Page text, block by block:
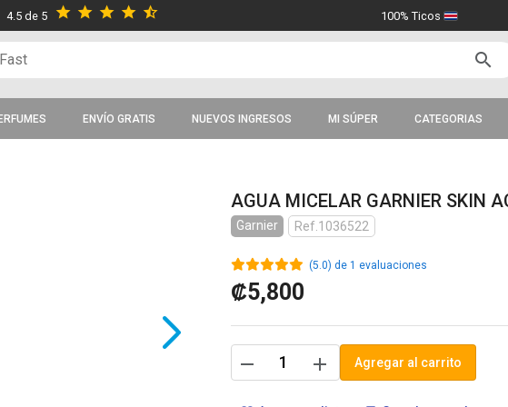
4.5 de 5 star star star star star_half 100% Ticos
search
ENVÍO GRATIS NUEVOS INGRESOS MI SÚPER CATEGORIAS
AGUA MICELAR GARNIER SKIN
Garnier Ref.1036522
(5.0) de 1 evaluaciones
₡5,800
remove add Agregar al carrito